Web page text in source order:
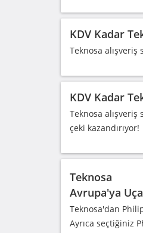
KDV Kadar
Teknosa alışveriş
KDV Kadar
Teknosa
çeki kazandırıyor!
Teknosa
Avrupa'ya
Teknosa'dan
Ayrıca seçtiğiniz